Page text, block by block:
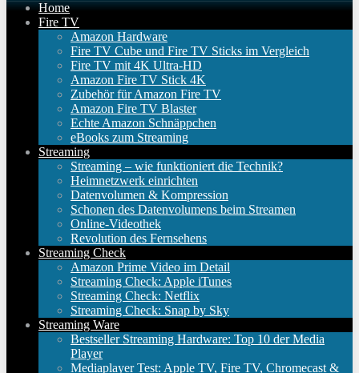
Home
Fire TV
Amazon Hardware
Fire TV Cube und Fire TV Sticks im Vergleich
Fire TV mit 4K Ultra-HD
Amazon Fire TV Stick 4K
Zubehör für Amazon Fire TV
Amazon Fire TV Blaster
Echte Amazon Schnäppchen
eBooks zum Streaming
Streaming
Streaming – wie funktioniert die Technik?
Heimnetzwerk einrichten
Datenvolumen & Kompression
Schonen des Datenvolumens beim Streamen
Online-Videothek
Revolution des Fernsehens
Streaming Check
Amazon Prime Video im Detail
Streaming Check: Apple iTunes
Streaming Check: Netflix
Streaming Check: Snap by Sky
Streaming Ware
Bestseller Streaming Hardware: Top 10 der Media
Player
Mediaplayer Test: Apple TV, Fire TV, Chromecast &